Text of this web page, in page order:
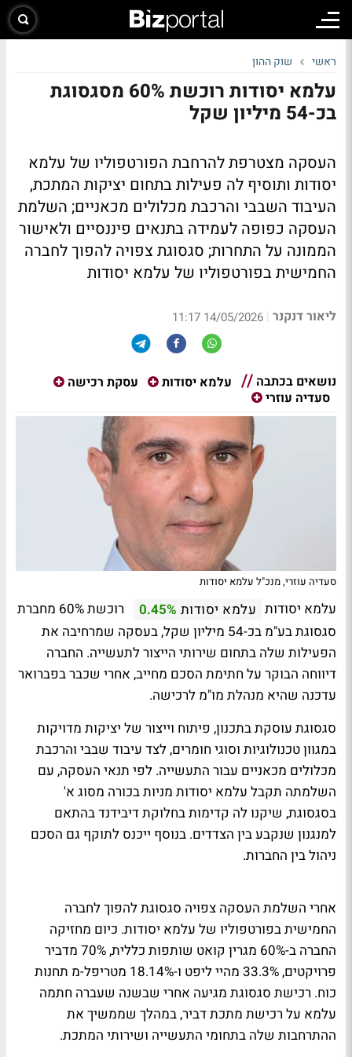
ראשי שוק ההון
עלמא יסודות רוכשת 60% מסגסוגת
בכ-54 מיליון שקל
העסקה מצטרפת להרחבת הפורטפוליו של עלמא
יסודות ותוסיף לה פעילות בתחום יציקות המתכת,
העיבוד השבבי והרכבת מכלולים מכאניים; השלמת
העסקה כפופה לעמידה בתנאים פיננסיים ולאישור
הממונה על התחרות; סגסוגת צפויה להפוך לחברה
החמישית בפורטפוליו של עלמא יסודות
ליאור דנקנר |
14/05/2026 11:17
נושאים בכתבה עלמא יסודות
עסקת רכישה
סעדיה עוזרי
סעדיה עוזרי, מנכ"ל עלמא יסודות
עלמא יסודות עלמא יסודות 0.45%
רוכשת 60% מחברת
סגסוגת בע"מ בכ-54 מיליון שקל, בעסקה שמרחיבה את
הפעילות שלה בתחום שירותי הייצור לתעשייה. החברה
דיווחה הבוקר על חתימת הסכם מחייב, אחרי שכבר בפברואר
עדכנה שהיא מנהלת מו"מ לרכישה.
סגסוגת עוסקת בתכנון, פיתוח וייצור של יציקות מדויקות
במגוון טכנולוגיות וסוגי חומרים, לצד עיבוד שבבי והרכבת
מכלולים מכאניים עבור התעשייה. לפי תנאי העסקה, עם
השלמתה תקבל עלמא יסודות מניות בכורה מסוג א'
בסגסוגת, שיקנו לה קדימות בחלוקת דיבידנד בהתאם
למנגנון שנקבע בין הצדדים. בנוסף ייכנס לתוקף גם הסכם
ניהול בין החברות.
אחרי השלמת העסקה צפויה סגסוגת להפוך לחברה
החמישית בפורטפוליו של עלמא יסודות. כיום מחזיקה
החברה ב-60% מגרין קואט שותפות כללית, 70% מדביר
פרויקטים, 33.3% מהיי ליפט ו-18.14% מטריפל-מ תחנות
כוח. רכישת סגסוגת מגיעה אחרי שבשנה שעברה חתמה
עלמא על רכישת מתכת דביר, במהלך שממשיך את
ההתרחבות שלה בתחומי התעשייה ושירותי המתכת.